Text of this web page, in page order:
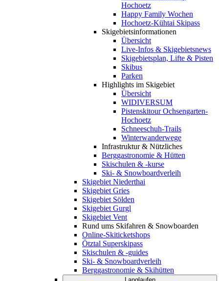
Hochoetz
Happy Family Wochen
Hochoetz-Kühtai Skipass
Skigebietsinformationen
Übersicht
Live-Infos & Skigebietsnews
Skigebietsplan, Lifte & Pisten
Skibus
Parken
Highlights im Skigebiet
Übersicht
WIDIVERSUM
Pistenskitour Ochsengarten-
Hochoetz
Schneeschuh-Trails
Winterwanderwege
Infrastruktur & Nützliches
Berggastronomie & Hütten
Skischulen & -kurse
Ski- & Snowboardverleih
Skigebiet Niederthai
Skigebiet Gries
Skigebiet Sölden
Skigebiet Gurgl
Skigebiet Vent
Rund ums Skifahren & Snowboarden
Online-Skiticketshops
Ötztal Superskipass
Skischulen & -guides
Ski- & Snowboardverleih
Berggastronomie & Skihütten